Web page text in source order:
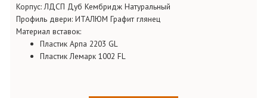
Корпус: ЛДСП Дуб Кембридж Натуральный
Профиль двери: ИТАЛЮМ Графит глянец
Материал вставок:
Пластик Арпа 2203 GL
Пластик Лемарк 1002 FL